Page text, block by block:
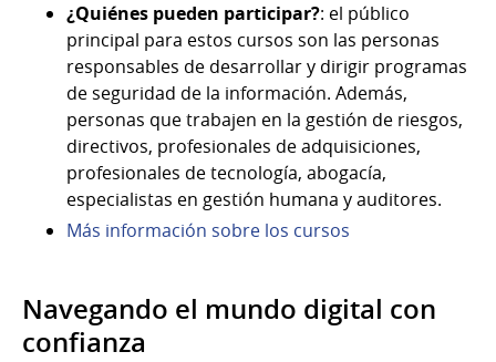
¿Quiénes pueden participar?: el público
principal para estos cursos son las personas
responsables de desarrollar y dirigir programas
de seguridad de la información. Además,
personas que trabajen en la gestión de riesgos,
directivos, profesionales de adquisiciones,
profesionales de tecnología, abogacía,
especialistas en gestión humana y auditores.
Más información sobre los cursos
Navegando el mundo digital con
confianza